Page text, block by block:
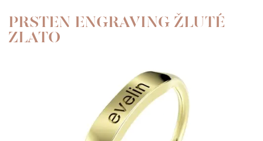
PRSTEN ENGRAVING ŽLUTÉ
ZLATO